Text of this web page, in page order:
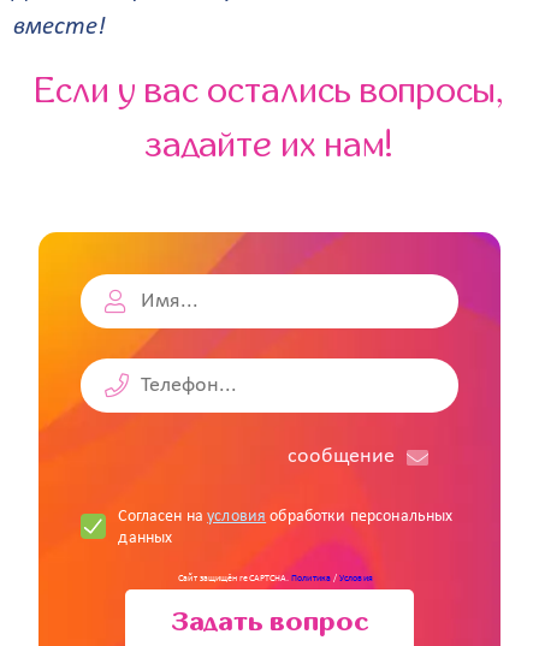
вместе!
Если у вас остались вопросы,
задайте их нам!
cообщение
Согласен наусловия обработки персональных
данных
Сайт защищён reCAPTCHA. Политика/Условия
Задать вопрос